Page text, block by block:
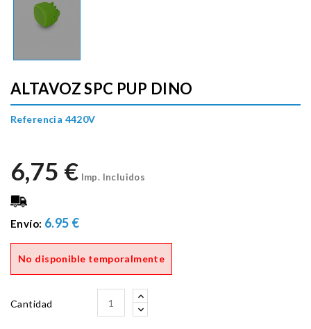
ALTAVOZ SPC PUP DINO
Referencia 4420V
6,75 € Imp. Incluidos
Envío: 6.95 €
No disponible temporalmente
Cantidad